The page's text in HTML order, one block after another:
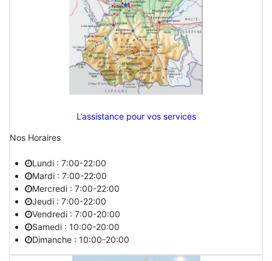
L’assistance pour vos services
Nos Horaires
Lundi : 7:00-22:00
Mardi : 7:00-22:00
Mercredi : 7:00-22:00
Jeudi : 7:00-22:00
Vendredi : 7:00-20:00
Samedi : 10:00-20:00
Dimanche : 10:00-20:00